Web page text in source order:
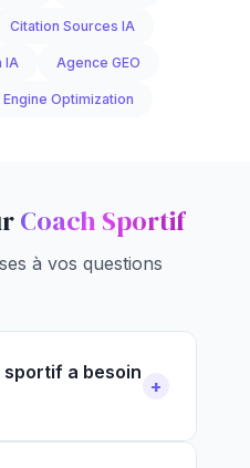
Citation Sources IA
IA Agence GEO
Optimization
Coach Sportif
à vos questions
a besoin